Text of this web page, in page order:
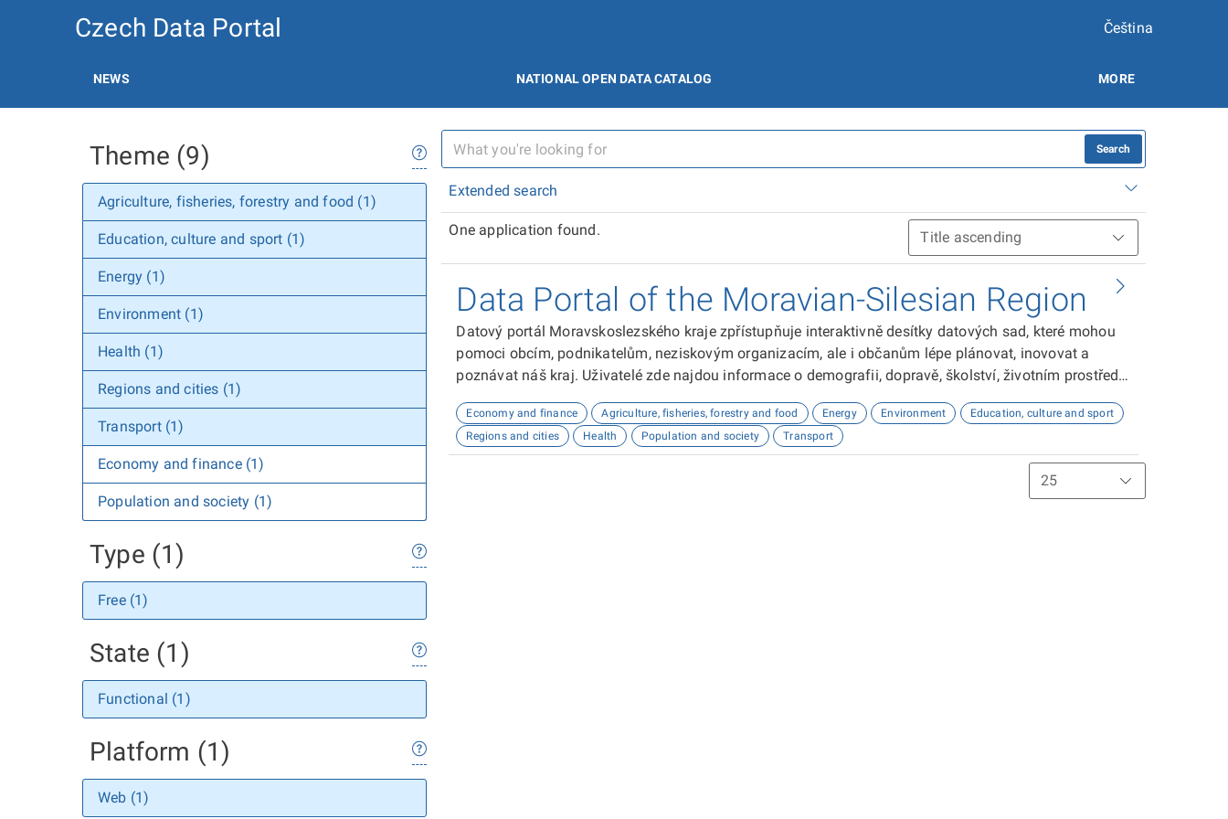
Czech Data Portal Čeština
NEWS NATIONAL OPEN DATA CATALOG MORE
Theme (9)
Agriculture, fisheries, forestry and food (1)
Education, culture and sport (1)
Energy (1)
Environment (1)
Health (1)
Regions and cities (1)
Transport (1)
Economy and finance (1)
Population and society (1)
Type (1)
Free (1)
State (1)
Functional (1)
Platform (1)
Web (1)
Search
Extended search
One application found.
Data Portal of the Moravian-Silesian Region
Datový portál Moravskoslezského kraje zpřístupňuje interaktivně desítky datových sad, které mohou
pomoci obcím, podnikatelům, neziskovým organizacím, ale i občanům lépe plánovat, inovovat a
poznávat náš kraj. Uživatelé zde najdou informace o demografii, dopravě, školství, životním prostředí,
Economy and finance Agriculture, fisheries, forestry and food Energy Environment
Education, culture and sport
Regions and cities
Health Population and society Transport